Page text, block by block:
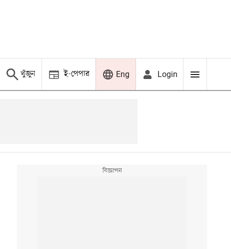
খুঁজুন ই-পেপার Eng Login